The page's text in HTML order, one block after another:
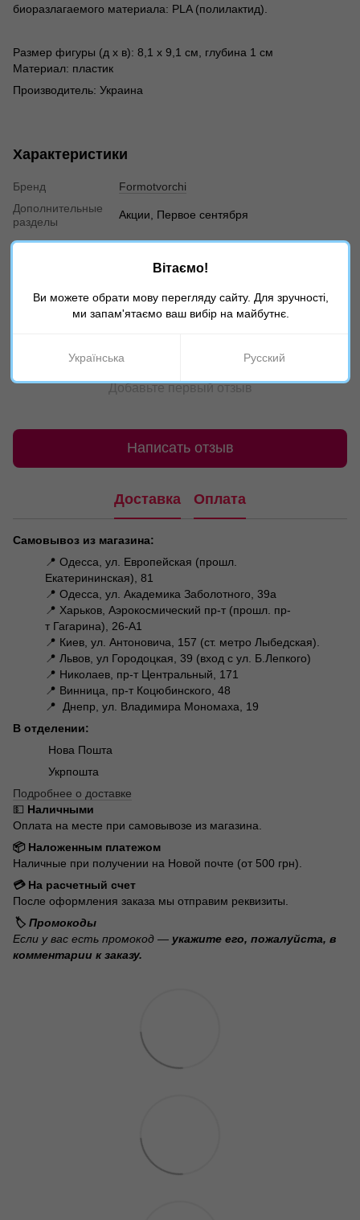
биоразлагаемого материала: PLA (полилактид).
Размер фигуры (д х в): 8,1 х 9,1 см, глубина 1 см
Материал: пластик
Производитель: Украина
Характеристики
Бренд
Formotvorchi
Дополнительные
разделы
Акции, Первое сентября
Добавьте первый отзыв
Написать отзыв
Доставка Оплата
Самовывоз из магазина:
📍 Одесса, ул. Европейская (прошл.
Екатерининская), 81
📍 Одесса, ул. Академика Заболотного, 39а
📍 Харьков, Аэрокосмический пр-т (прошл. пр-
т Гагарина), 26-А1
📍 Киев, ул. Антоновича, 157 (ст. метро Лыбедская).
📍 Львов, ул Городоцкая, 39 (вход с ул. Б.Лепкого)
📍 Николаев, пр-т Центральный, 171
📍 Винница, пр-т Коцюбинского, 48
📍 Днепр, ул. Владимира Мономаха, 19
В отделении:
Нова Пошта
Укрпошта
Подробнее о доставке
💵 Наличными
Оплата на месте при самовывозе из магазина.
📦 Наложенным платежом
Наличные при получении на Новой почте (от 500 грн).
💳 На расчетный счет
После оформления заказа мы отправим реквизиты.
🏷️ Промокоды
Если у вас есть промокод — укажите его, пожалуйста, в
комментарии к заказу.
Вітаємо!
Ви можете обрати мову перегляду сайту. Для зручності,
ми запам'ятаємо ваш вибір на майбутнє.
Українська Русский